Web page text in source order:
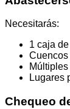
Necesitarás:
1 caja
Lugares
Chequeo